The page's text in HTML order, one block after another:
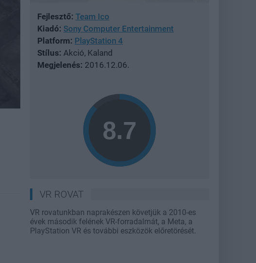
Fejlesztő: Team Ico
Kiadó: Sony Computer Entertainment
Platform: PlayStation 4
Stílus: Akció, Kaland
Megjelenés: 2016.12.06.
VR ROVAT
VR rovatunkban naprakészen követjük a 2010-es
évek második felének VR-forradalmát, a Meta, a
PlayStation VR és további eszközök előretörését.